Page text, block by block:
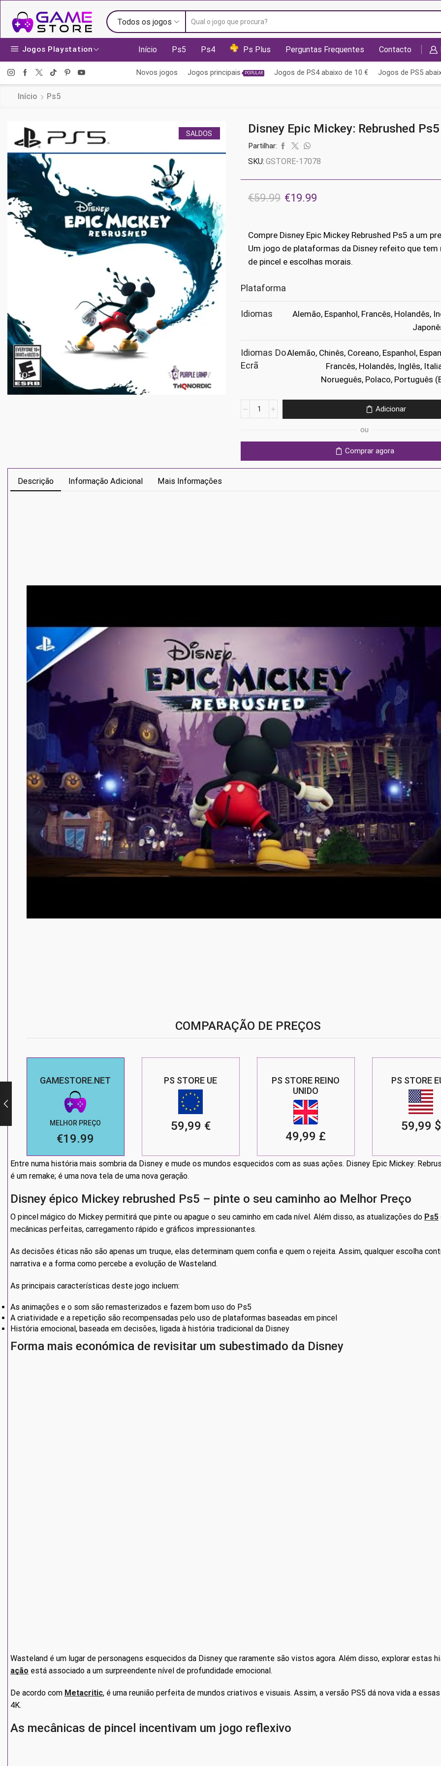
Todos os jogos
de
pesquisa
Jogos Playstation Início Ps5 Ps4 Ps Plus Perguntas Frequentes Contacto
Novos jogos Jogos principais POPULAR Jogos de PS4 abaixo de 10 € Jogos de PS5
Início Ps5
SALDOS Disney Epic Mickey: Rebrushed Ps5
Partilhar:
SKU: GSTORE-17078
€59.99 O
original
era:
€59.99.
€19.99O
atual
é:
€19.99.
Compre Disney Epic Mickey Rebrushed Ps5 a um
Um jogo de plataformas da Disney refeito que tem
de pincel e escolhas morais.
Plataforma
Idiomas
Alemão, Espanhol, Francês, Holandês,
Idiomas Do
Ecrã
Alemão, Chinês, Coreano, Espanhol,
Francês, Holandês, Inglês,
Norueguês, Polaco, Português
Quantidade
Rebrushed
Ps5
Adicionar
OU
Comprar agora
Descrição Informação Adicional Mais Informações
COMPARAÇÃO DE PREÇOS
GAMESTORE.NET
MELHOR PREÇO
€19.99
PS STORE UE
59,99 €
PS STORE REINO
UNIDO
49,99 £
PS STORE
59,99 $
Entre numa história mais sombria da Disney e mude os mundos esquecidos com as suas ações. Disney Epic Mickey:
é um remake; é uma nova tela de uma nova geração.
Disney épico Mickey rebrushed Ps5 – pinte o seu caminho ao Melhor Preço
O pincel mágico do Mickey permitirá que pinte ou apague o seu caminho em cada nível. Além disso, as atualizações do Ps5
mecânicas perfeitas, carregamento rápido e gráficos impressionantes.
As decisões éticas não são apenas um truque, elas determinam quem confia e quem o rejeita. Assim, qualquer escolha
narrativa e a forma como percebe a evolução de Wasteland.
As principais características deste jogo incluem:
As animações e o som são remasterizados e fazem bom uso do Ps5
A criatividade e a repetição são recompensadas pelo uso de plataformas baseadas em pincel
História emocional, baseada em decisões, ligada à história tradicional da Disney
Forma mais económica de revisitar um subestimado da Disney
Disney Epic Mickey: Rebrushed Ps5 está atualmente disponível emGameStore.Net ao melhor preço.
AVALIAÇÕES
Ainda não há avaliações.